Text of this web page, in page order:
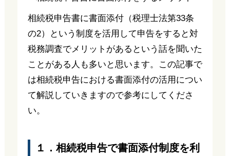
相続税申告書に書面添付（税理士法第33条
の2）という制度を活用して申告をすると対
税務調査でメリットがあるという話を聞いた
ことがある人も多いと思います。この記事で
は相続税申告における書面添付の活用につい
て解説していきますので参考にしてくださ
い。
１．相続税申告で書面添付制度を利